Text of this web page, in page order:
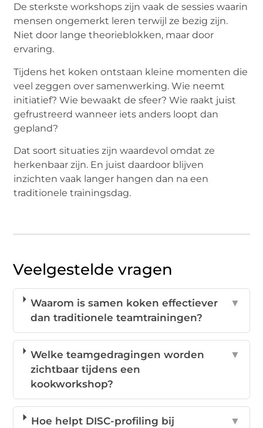
De sterkste workshops zijn vaak de sessies waarin
mensen ongemerkt leren terwijl ze bezig zijn.
Niet door lange theorieblokken, maar door
ervaring.
Tijdens het koken ontstaan kleine momenten die
veel zeggen over samenwerking. Wie neemt
initiatief? Wie bewaakt de sfeer? Wie raakt juist
gefrustreerd wanneer iets anders loopt dan
gepland?
Dat soort situaties zijn waardevol omdat ze
herkenbaar zijn. En juist daardoor blijven
inzichten vaak langer hangen dan na een
traditionele trainingsdag.
Veelgestelde vragen
Waarom is samen koken effectiever
dan traditionele teamtrainingen?
▼
Welke teamgedragingen worden
zichtbaar tijdens een
kookworkshop?
▼
Hoe helpt DISC-profiling bij
▼